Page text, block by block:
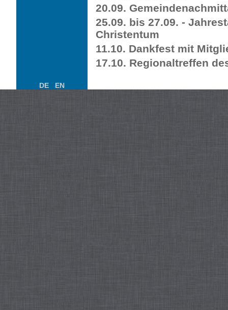
20.09.
25.09. bis 27.09. -
Christentum
11.10. Dankfest mit
17.10. Regionaltreffen
DE EN